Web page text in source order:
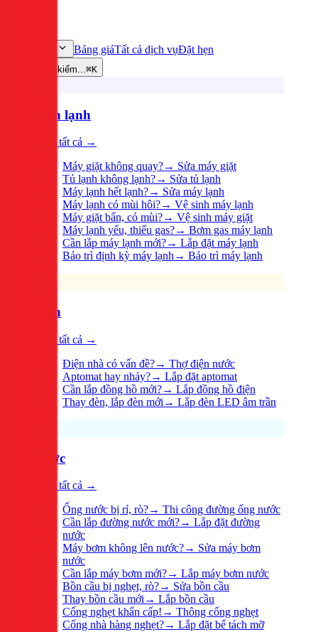
Bảng giáTất cả dịch vụĐặt hẹn
Tìm kiếm...⌘K
Điện lạnh
Xem tất cả →
Máy giặt không quay?→ Sửa máy giặt
Tủ lạnh không lạnh?→ Sửa tủ lạnh
Máy lạnh hết lạnh?→ Sửa máy lạnh
Máy lạnh có mùi hôi?→ Vệ sinh máy lạnh
Máy giặt bẩn, có mùi?→ Vệ sinh máy giặt
Máy lạnh yếu, thiếu gas?→ Bơm gas máy lạnh
Cần lắp máy lạnh mới?→ Lắp đặt máy lạnh
Bảo trì định kỳ máy lạnh→ Bảo trì máy lạnh
Điện
Xem tất cả →
Điện nhà có vấn đề?→ Thợ điện nước
Aptomat hay nhảy?→ Lắp đặt aptomat
Cần lắp đồng hồ mới?→ Lắp đồng hồ điện
Thay đèn, lắp đèn mới → Lắp đèn LED âm trần
Nước
Xem tất cả →
Ống nước bị rỉ, rò?→ Thi công đường ống nước
Cần lắp đường nước mới?→ Lắp đặt đường
nước
Máy bơm không lên nước?→ Sửa máy bơm
nước
Cần lắp máy bơm mới?→ Lắp máy bơm nước
Bồn cầu bị nghẹt, rò?→ Sửa bồn cầu
Thay bồn cầu mới → Lắp bồn cầu
Cống nghẹt khẩn cấp! → Thông cống nghẹt
Cống nhà hàng nghẹt?→ Lắp đặt bể tách mỡ